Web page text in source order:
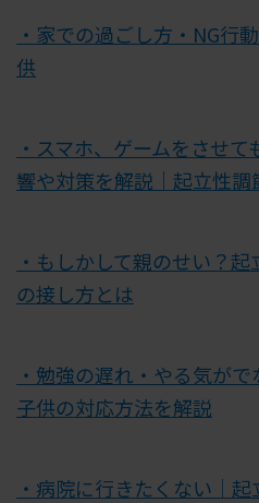
・家での過ごし方・NG行
供
・スマホ、ゲームをさせ
響や対策を解説｜起立性調
・もしかして親のせい？
の接し方とは
・勉強の遅れ・やる気が
子供の対応方法を解説
・病院に行きたくない｜